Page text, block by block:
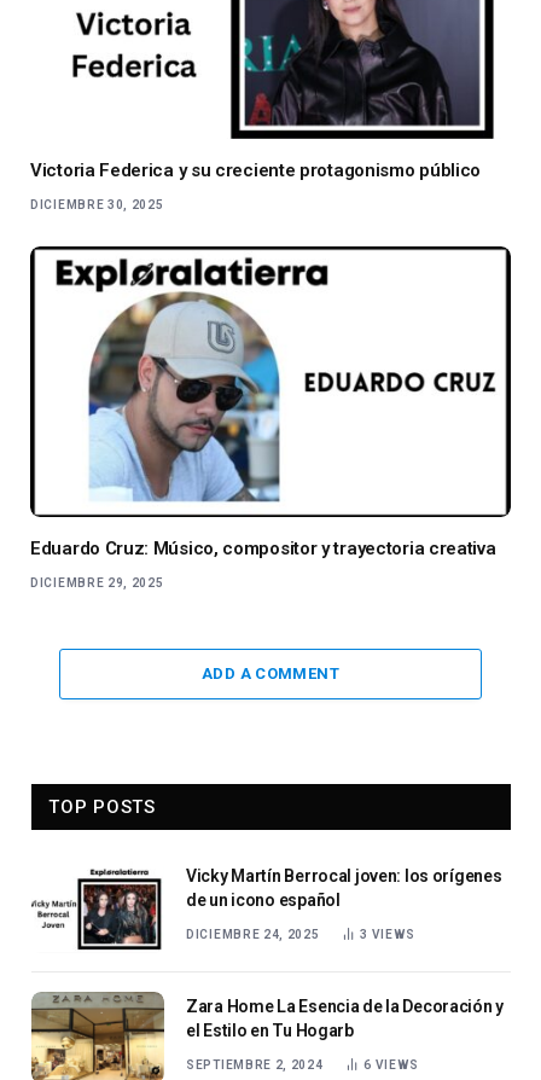
Victoria Federica y su creciente protagonismo público
DICIEMBRE 30, 2025
Eduardo Cruz: Músico, compositor y trayectoria creativa
DICIEMBRE 29, 2025
ADD A COMMENT
TOP POSTS
Vicky Martín Berrocal joven: los orígenes
de un icono español
DICIEMBRE 24, 2025 3 VIEWS
Zara Home La Esencia de la Decoración y
el Estilo en Tu Hogarb
SEPTIEMBRE 2, 2024 6 VIEWS